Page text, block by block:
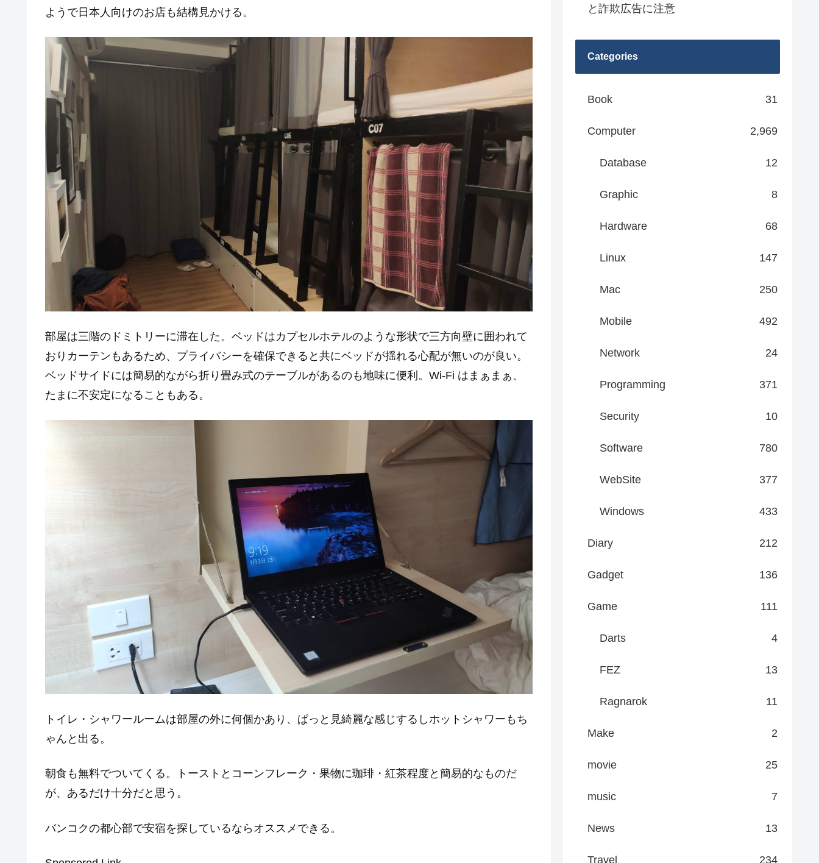
ようで日本人向けのお店も結構見かける。
部屋は三階のドミトリーに滞在した。ベッドはカプセルホテルのような形状で三方向壁に囲われて
おりカーテンもあるため、プライバシーを確保できると共にベッドが揺れる心配が無いのが良い。
ベッドサイドには簡易的ながら折り畳み式のテーブルがあるのも地味に便利。Wi-Fi はまぁまぁ、
たまに不安定になることもある。
トイレ・シャワールームは部屋の外に何個かあり、ぱっと見綺麗な感じするしホットシャワーもち
ゃんと出る。
朝食も無料でついてくる。トーストとコーンフレーク・果物に珈琲・紅茶程度と簡易的なものだ
が、あるだけ十分だと思う。
バンコクの都心部で安宿を探しているならオススメできる。
と詐欺広告に注意
Categories
Book 31
Computer 2,969
Database 12
Graphic 8
Hardware 68
Linux 147
Mac 250
Mobile 492
Network 24
Programming 371
Security 10
Software 780
WebSite 377
Windows 433
Diary 212
Gadget 136
Game 111
Darts 4
FEZ 13
Ragnarok 11
Make 2
movie 25
music 7
News 13
Travel 234